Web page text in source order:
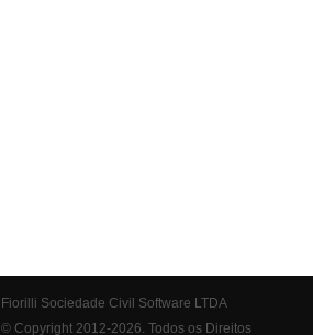
Fiorilli Sociedade Civil Software LTDA
© Copyright 2012-2026. Todos os Direitos